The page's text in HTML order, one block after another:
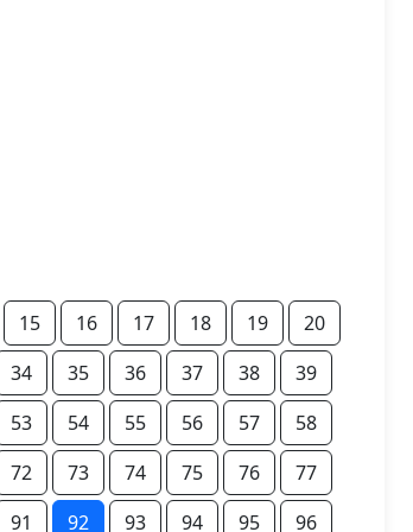
15 16 17 18 19
20
34 35 36 37 38
39
53 54 55 56 57
58
72 73 74 75 76
77
91 92 93 94 95 96